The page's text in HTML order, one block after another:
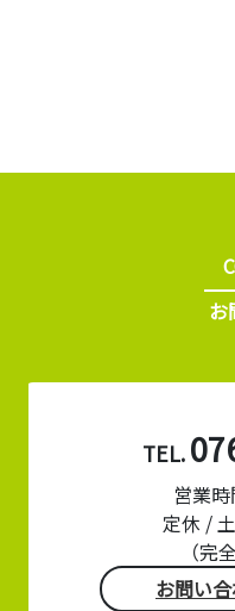
お
TEL.
営業
定休 /
（完
お問い